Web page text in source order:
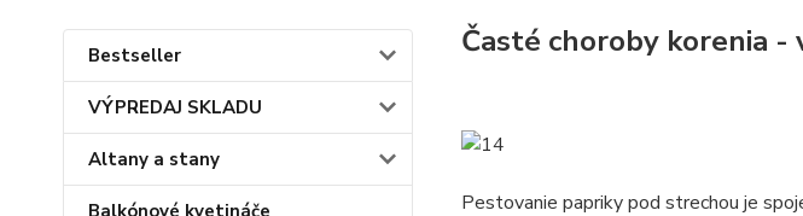
Bestseller
VÝPREDAJ SKLADU
Altany a stany
Balkónové kvetináče
Časté choroby korenia
Pestovanie papriky pod strechou je